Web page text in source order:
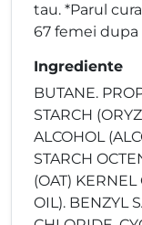
tau. *Parul
67 femei dupa
Ingrediente
BUTANE.
STARCH
ALCOHOL
STARCH
(OAT)
OIL). BENZYL